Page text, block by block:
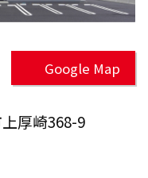
Google Map
厚崎368-9